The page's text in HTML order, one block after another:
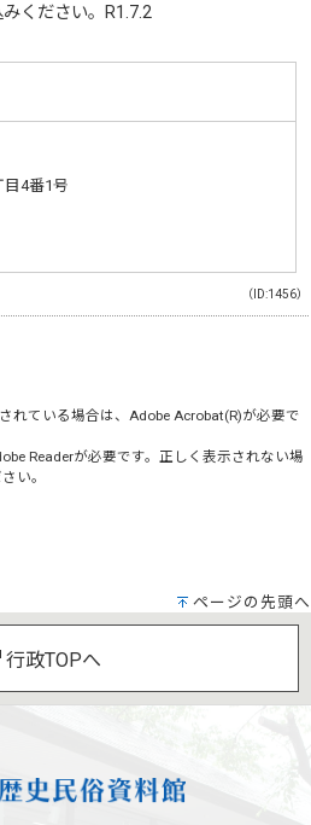
ください。R1.7.2
4番1号
（ID:1456）
れている場合は、Adobe Acrobat(R)が必要で
Readerが必要です。正しく表示されない場
い。
ページの先頭へ
行政TOPへ